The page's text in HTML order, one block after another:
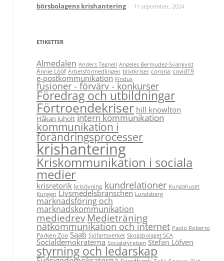
börsbolagens krishantering
11 september, 2024
ETIKETTER
Almedalen Anders Tegnell Angeles Bermudez-Svankvist
Annie Lööf Arbetsförmedlingen blixtkriser corona covid19
e-postkommunikation Findus
fusioner - förvärv - konkurser
Föredrag och utbildningar
Förtroendekriser hill knowlton
Håkan Juholt intern kommunikation
kommunikation i
förändringsprocesser
krishantering
Kriskommunikation i sociala
medier
krisretorik krisövning kundrelationer Kungahuset
Kungen Livsmedelsbranschen Lundsberg
marknadsföring och
marknadskommunikation
mediedrev Medieträning
nätkommunikation och internet Paolo Roberto
Parken Zoo Saab Sjöfartsverket Skogsbolaget SCA
Socialdemokraterna Socialstyrelsen Stefan Löfven
styrning och ledarskap